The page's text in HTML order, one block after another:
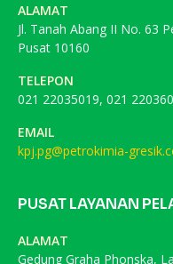
ALAMAT
Jl. Tanah Abang II No. 63
Pusat 10160
TELEPON
021 22035019, 021
EMAIL
kpj.pg@petrokimia-
PUSAT LAYANAN
ALAMAT
Gedung Graha Phonska,